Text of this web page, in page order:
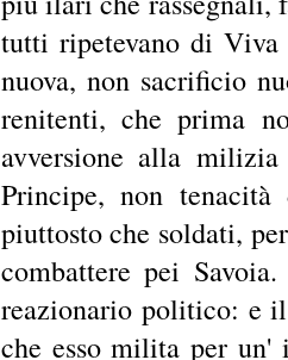
tutti ripetevano di Viva
nuova, non sacrificio
renitenti, che prima
avversione alla
Principe, non
piuttosto che soldati,
combattere pei
reazionario politico: e
che esso milita per un'